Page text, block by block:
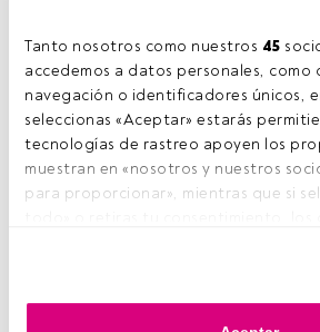
Tanto nosotros como nuestros 45
accedemos a datos personales, como
navegación o identificadores únicos,
seleccionas «Aceptar» estarás
tecnologías de rastreo apoyen los
muestran en «nosotros y nuestros
para proporcionar», mientras que si
anuncios que ves podrían dejar de